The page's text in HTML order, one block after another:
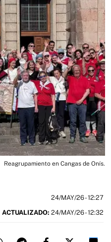
Reagrupamiento en Cangas de Onís.
24/MAY/26- 12:27
ACTUALIZADO: 24/MAY/26 - 12:32